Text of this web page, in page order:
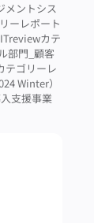
メントシス
ーレポート
カテ
部門_顧客
ゴリーレ
Winter）
支援事業